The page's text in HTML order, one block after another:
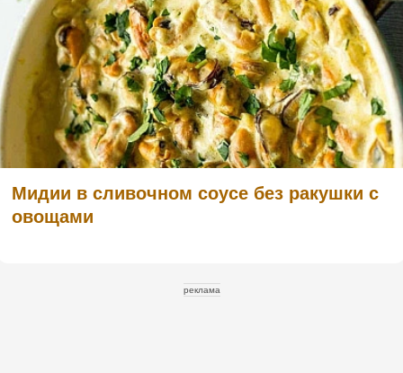
Мидии в сливочном соусе без ракушки с
овощами
реклама